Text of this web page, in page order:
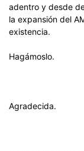
adentro y desde
la expansión del
existencia.
Hagámoslo.
Agradecida.